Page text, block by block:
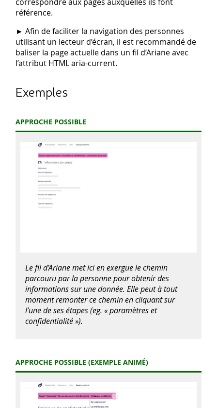
référence.
► Afin de faciliter la navigation des personnes
utilisant un lecteur d’écran, il est recommandé de
baliser la page actuelle dans un fil d’Ariane avec
l’attribut HTML aria-current.
Exemples
APPROCHE POSSIBLE
Le fil d’Ariane met ici en exergue le chemin
parcouru par la personne pour obtenir des
informations sur une donnée. Elle peut à tout
moment remonter ce chemin en cliquant sur
l’une de ses étapes (eg. « paramètres et
confidentialité »).
APPROCHE POSSIBLE (EXEMPLE ANIMÉ)